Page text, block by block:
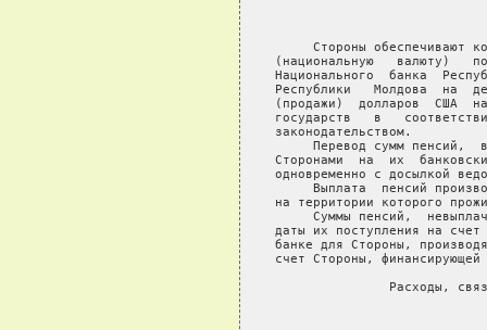
Стороны обеспечивают
(национальную   валюту)
Национального  банка
Республики   Молдова  на
(продажи)  долларов  США
государств   в
законодательством.
Перевод сумм пенсий,
Сторонами  на  их
одновременно с досылкой
Выплата  пенсий
на территории которого
Суммы пенсий,
даты их поступления на
банке для Стороны,
счет Стороны,
Расходы,